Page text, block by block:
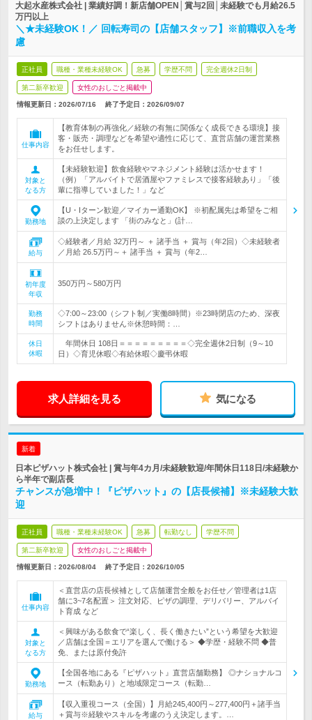
大起水産株式会社 | 業績好調！新店舗OPEN│賞与2回│未経験でも月給26.5
万円以上
＼★未経験OK！／ 回転寿司の【店舗スタッフ】※前職収入を考
慮
正社員 職種・業種未経験OK 急募 学歴不問 完全週休2日制
第二新卒歓迎 女性のおしごと掲載中
情報更新日：2026/07/16 終了予定日： 2026/09/07
仕事内容
【教育体制の再強化／経験の有無に関係なく成長できる環境】接
客・販売・調理などを希望や適性に応じて、直営店舗の運営業務
をお任せします。
対象と
なる方
【未経験歓迎】飲食経験やマネジメント経験は活かせます！
（例）「アルバイトで居酒屋やファミレスで接客経験あり」「後
輩に指導していました！」など
勤務地
【U・Iターン歓迎／マイカー通勤OK】 ※初配属先は希望をご相
談の上決定します 「街のみなと」(計…
給与
◇経験者／月給 32万円～ ＋ 諸手当 ＋ 賞与（年2回）◇未経験者
／月給 26.5万円～＋ 諸手当 ＋ 賞与（年2…
初年度
年収
350万円～580万円
勤務
時間
◇7:00～23:00（シフト制／実働8時間）※23時閉店のため、深夜
シフトはありません※休憩時間：…
休日
休暇
年間休日 108日＝＝＝＝＝＝＝＝＝◇完全週休2日制（9～10
日）◇育児休暇◇有給休暇◇慶弔休暇
求人詳細を見る 気になる
新着
日本ピザハット株式会社 | 賞与年4カ月/未経験歓迎/年間休日118日/未経験か
ら半年で副店長
チャンスが急増中！『ピザハット』の【店長候補】※未経験大歓
迎
正社員 職種・業種未経験OK 急募 転勤なし 学歴不問
第二新卒歓迎 女性のおしごと掲載中
情報更新日：2026/08/04 終了予定日： 2026/10/05
仕事内容
＜直営店の店長候補として店舗運営全般をお任せ／管理者は1店
舗に3~7名配置＞ 注文対応、ピザの調理、デリバリー、アルバイ
ト育成 など
対象と
なる方
＜興味がある飲食で“楽しく、長く働きたい”という希望を大歓迎
／店舗は全国＝エリアを選んで働ける＞ ◆学歴・経験不問 ◆普
免、または原付免許
勤務地
【全国各地にある『ピザハット』直営店舗勤務】 ◎ナショナルコ
ース（転勤あり）と地域限定コース（転勤…
給与
【収入重視コース（全国）】月給245,400円～277,400円＋諸手当
＋賞与※経験やスキルを考慮のうえ決定します。…